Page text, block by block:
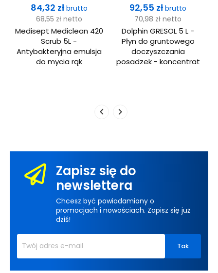
Cena
84,32 zł brutto
68,55 zł netto
Medisept Mediclean 420
Scrub 5L -
Antybakteryjna emulsja
do mycia rąk
Cena
92,55 złbrutto
70,98 zł netto
Dolphin GRESOL 5 L -
Płyn do gruntowego
doczyszczania
posadzek - koncentrat
Zapisz się do
newslettera
Chcesz być powiadamiany o
promocjach i nowościach. Zapisz się już
dziś!